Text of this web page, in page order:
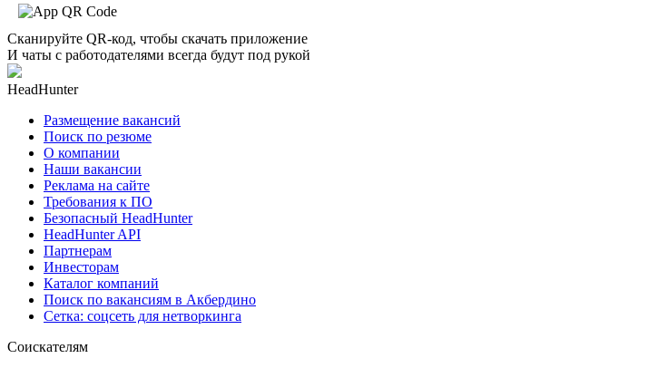
Сканируйте QR-код, чтобы скачать приложение
И чаты с работодателями всегда будут под рукой
HeadHunter
Размещение вакансий
Поиск по резюме
О компании
Наши вакансии
Реклама на сайте
Требования к ПО
Безопасный HeadHunter
HeadHunter API
Партнерам
Инвесторам
Каталог компаний
Поиск по вакансиям в Акбердино
Сетка: соцсеть для нетворкинга
Соискателям